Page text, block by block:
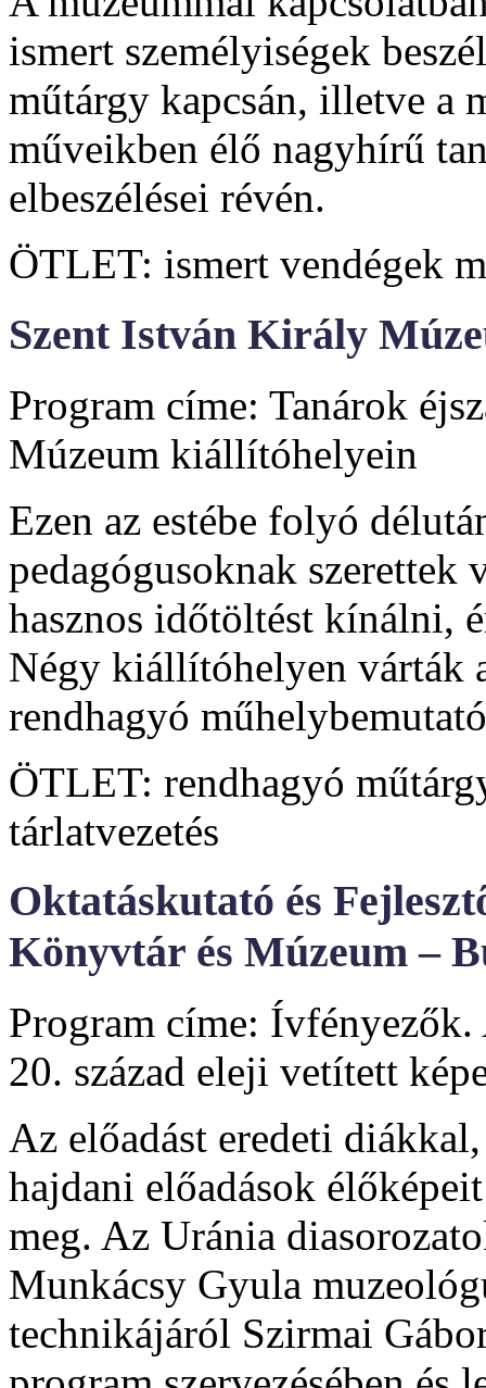
ismert személyiségek
műtárgy kapcsán, illetve a
műveikben élő nagyhírű
elbeszélései révén.
ÖTLET: ismert vendégek
Szent István Király
Program címe: Tanárok
Múzeum kiállítóhelyein
Ezen az estébe folyó
pedagógusoknak szerettek
hasznos időtöltést kínálni,
Négy kiállítóhelyen várták
rendhagyó
ÖTLET: rendhagyó
tárlatvezetés
Oktatáskutató és
Könyvtár és Múzeum –
Program címe:
20. század eleji vetített
Az előadást eredeti
hajdani előadások
meg. Az Uránia
Munkácsy Gyula
technikájáról Szirmai